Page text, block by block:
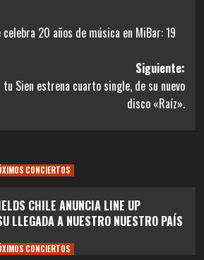
celebra 20 años de música en MiBar: 19
Siguiente:
tu Sien estrena cuarto single, de su nuevo
disco «Raíz».
CONCIERTOS
CHILE ANUNCIA LINE UP
LLEGADA A NUESTRO NUESTRO PAÍS
CONCIERTOS